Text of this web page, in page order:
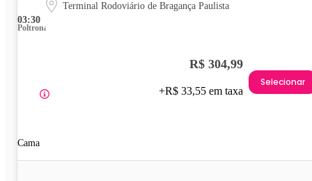
03:30
Terminal Rodoviário de Bragança Paulista
Poltrona
Cama
R$ 304,99
+R$ 33,55 em taxa
Selecionar